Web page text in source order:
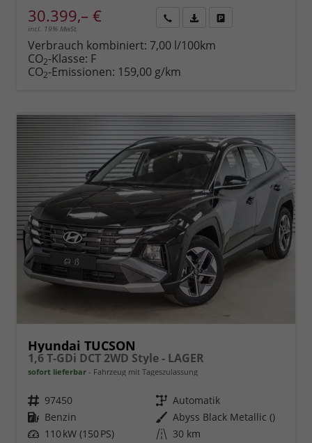
30.399,– €
incl. 19% MwSt.
anfordern
Datei,
Verbrauch kombiniert: 7,00 l/100km
CO2-Klasse: F
CO2-Emissionen: 159,00 g/km
Hyundai TUCSON
1,6 T-GDi DCT 2WD Style - LAGER
sofort lieferbar Fahrzeug mit Tageszulassung
Fahrzeugnr. 97450 Getriebe Automatik
Kraftstoff Benzin Außenfarbe Abyss Black Metallic ()
Leistung 110 kW (150 PS) Kilometerstand 30 km